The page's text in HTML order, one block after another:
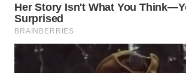
WAHANA
TRAVEL
WAHANA
TV